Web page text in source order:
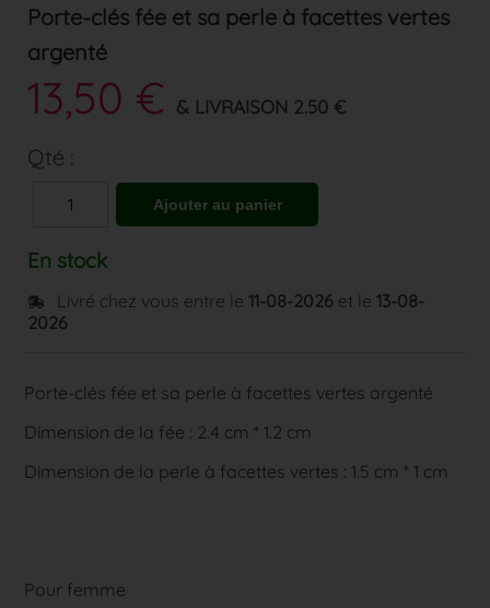
Porte-clés fée et sa perle à facettes vertes
argenté
13,50 € & LIVRAISON 2.50 €
Qté :
En stock
Livré chez vous entre le11-08-2026 et le13-08-
2026
Porte-clés fée et sa perle à facettes vertes argenté
Dimension de la fée : 2.4 cm * 1.2 cm
Dimension de la perle à facettes vertes : 1.5 cm * 1 cm
Pour femme